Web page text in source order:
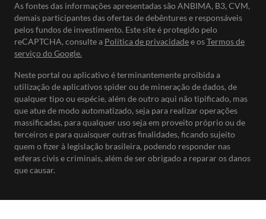
As fontes das informações apresentadas são ANBIMA, B3, CVM,
demais participantes das ofertas de debêntures e responsáveis
pelos fundos de investimento. Este site é protegido pelo
reCAPTCHA, consulte a Política de privacidadee osTermos de
serviço do Google.
Neste portal ou aplicativo é terminantemente proibida a
utilização de aplicativos spider ou de mineração de dados, de
qualquer tipo ou espécie, além de outro aqui não tipificado, mas
que atue de modo automatizado, seja para realizar operações
massificadas, para qualquer uso seja em proveito próprio ou de
terceiros e para quaisquer outras finalidades, ficando sujeito
quem o fizer à legislação brasileira, podendo responder nas
esferas civis e criminais, além de ser obrigado a reparar os danos
que causar.